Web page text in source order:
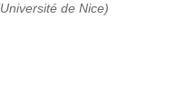
de Nice)